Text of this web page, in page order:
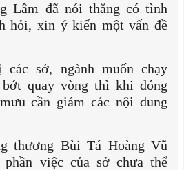
Lâm đã nói thẳng có tình
hỏi, xin ý kiến một vấn đề
sở, ngành muốn chạy
quay vòng thì khi đóng
cần giảm các nội dung
thương Bùi Tá Hoàng Vũ
việc của sở chưa thể